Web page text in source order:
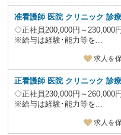
准看護師 医院 クリニック 診
◇正社員200,000円～230,000
※給与は経験･能力等を...
求人を
正看護師 医院 クリニック 診
◇正社員230,000円～260,000
※給与は経験･能力等を...
求人を